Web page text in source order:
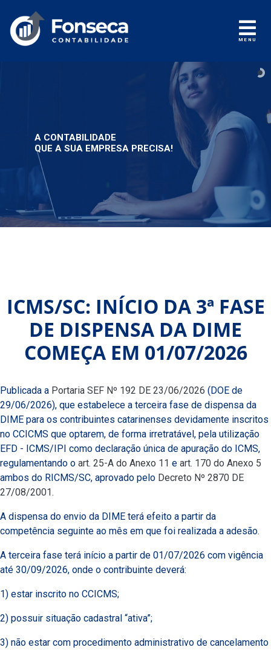
MENU
A CONTABILIDADE
QUE A SUA EMPRESA PRECISA!
ICMS/SC: INÍCIO DA 3ª FASE
DE DISPENSA DA DIME
COMEÇA EM 01/07/2026
Publicada a Portaria SEF Nº 192 DE 23/06/2026 (DOE de
29/06/2026), que estabelece a terceira fase de dispensa da
DIME para os contribuintes catarinenses devidamente inscritos
no CCICMS que optarem, de forma irretratável, pela utilização
EFD - ICMS/IPI como declaração única de apuração do ICMS,
regulamentando o art. 25-A do Anexo 11 e art. 170 do Anexo 5
ambos do RICMS/SC, aprovado pelo Decreto Nº 2870 DE
27/08/2001.
A dispensa do envio da DIME terá efeito a partir da
competência seguinte ao mês em que foi realizada a adesão.
A terceira fase terá início a partir de 01/07/2026 com vigência
até 30/09/2026, onde o contribuinte deverá:
1) estar inscrito no CCICMS;
2) possuir situação cadastral “ativa”;
3) não estar com procedimento administrativo de cancelamento